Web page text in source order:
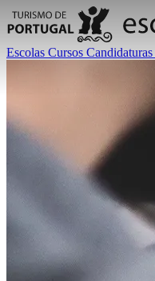
Escolas Cursos Candidaturas